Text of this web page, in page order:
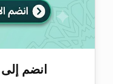
انضم